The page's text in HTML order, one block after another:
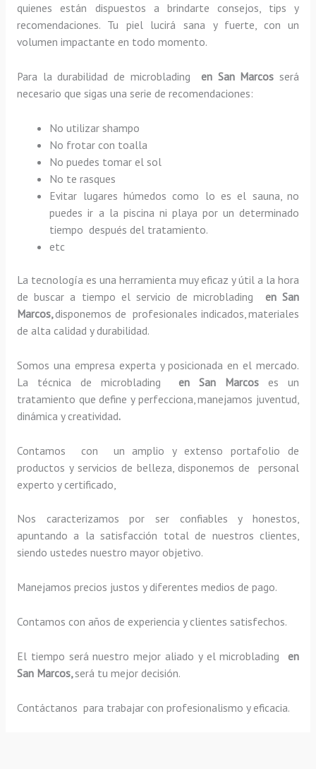
quienes están dispuestos a brindarte consejos, tips y
recomendaciones. Tu piel lucirá sana y fuerte, con un
volumen impactante en todo momento.
Para la durabilidad de microblading en San Marcos será
necesario que sigas una serie de recomendaciones:
No utilizar shampo
No frotar con toalla
No puedes tomar el sol
No te rasques
Evitar lugares húmedos como lo es el sauna, no
puedes ir a la piscina ni playa por un determinado
tiempo después del tratamiento.
etc
La tecnología es una herramienta muy eficaz y útil a la hora
de buscar a tiempo el servicio de microblading en San
Marcos,disponemos de profesionales indicados, materiales
de alta calidad y durabilidad.
Somos una empresa experta y posicionada en el mercado.
La técnica de microblading en San Marcos es un
tratamiento que define y perfecciona, manejamos juventud,
dinámica y creatividad.
Contamos con un amplio y extenso portafolio de
productos y servicios de belleza, disponemos de personal
experto y certificado,
Nos caracterizamos por ser confiables y honestos,
apuntando a la satisfacción total de nuestros clientes,
siendo ustedes nuestro mayor objetivo.
Manejamos precios justos y diferentes medios de pago.
Contamos con años de experiencia y clientes satisfechos.
El tiempo será nuestro mejor aliado y elmicroblading en
San Marcos, será tu mejor decisión.
Contáctanos para trabajar con profesionalismo y eficacia.